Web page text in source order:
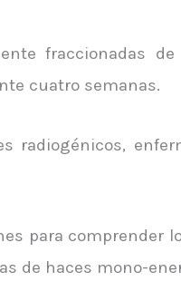
fraccionadas
cuatro semanas.
radiogénicos,
para comprender
de haces mono-